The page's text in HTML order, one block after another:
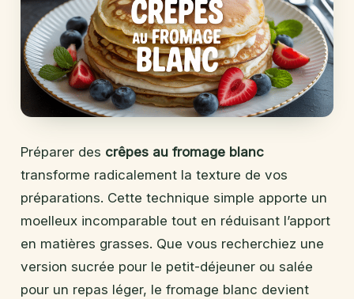
Préparer des crêpes au fromage blanc
transforme radicalement la texture de vos
préparations. Cette technique simple apporte un
moelleux incomparable tout en réduisant l’apport
en matières grasses. Que vous recherchiez une
version sucrée pour le petit-déjeuner ou salée
pour un repas léger, le fromage blanc devient